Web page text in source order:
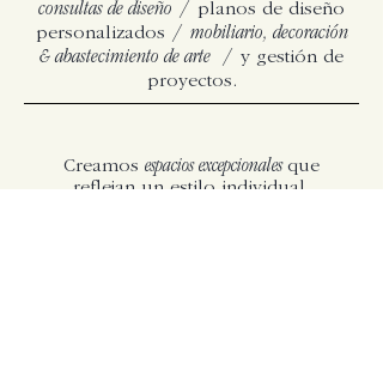
consultas de diseño / planos de diseño
personalizados / mobiliario, decoración
& abastecimiento de arte / y gestión de
proyectos.
Creamos espacios excepcionalesque
reflejan un estilo individual,